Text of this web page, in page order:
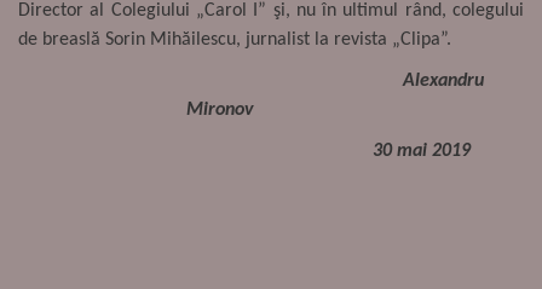
Director al Colegiului „Carol I” şi, nuîn ultimul rând, colegului
de breaslă Sorin Mihăilescu, jurnalist la revista „Clipa”.
Alexandru
Mironov
30 mai 2019